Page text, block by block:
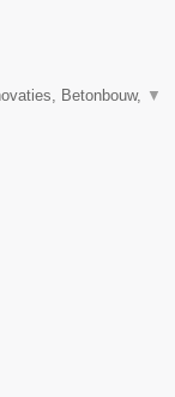
Betonbouw, ▼